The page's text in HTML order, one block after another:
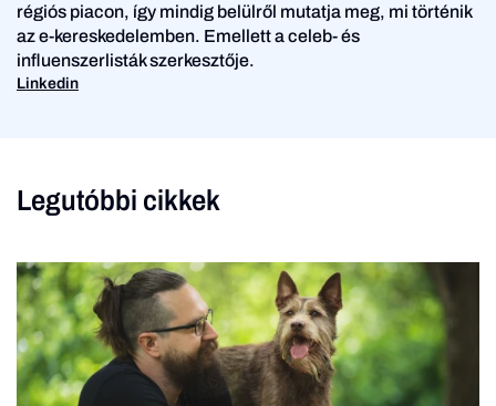
Üzlet Pénz
régiós piacon, így mindig belülről mutatja meg, mi történik
az e-kereskedelemben. Emellett a celeb- és
influenszerlisták szerkesztője.
Linkedin
Legutóbbi cikkek